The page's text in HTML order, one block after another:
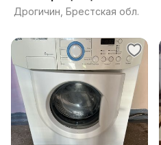
«Локон»
Дрогичин, Брестская обл.